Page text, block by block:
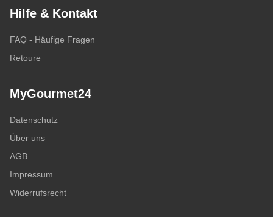
Hilfe & Kontakt
FAQ - Häufige Fragen
Retoure
MyGourmet24
Datenschutz
Über uns
AGB
Impressum
Widerrufsrecht